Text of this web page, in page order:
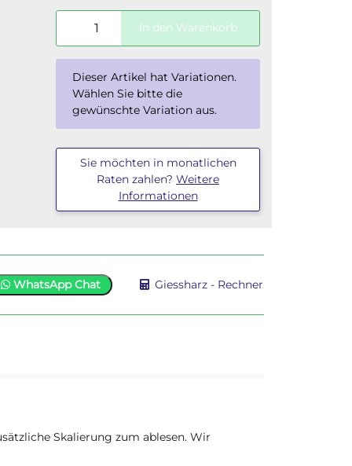
In den Warenkorb
x
Dieser Artikel hat Variationen.
Wählen Sie bitte die
gewünschte Variation aus.
Sie möchten in monatlichen
Raten zahlen? Weitere
Informationen
WhatsApp Chat Giessharz - Rechner
Skalierung zum ablesen. Wir